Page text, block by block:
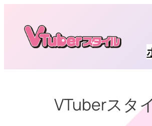
キ
VTuberスタ